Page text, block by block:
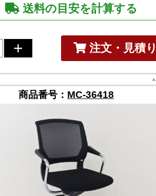
送料の目安を計算する
注文・見積
商品番号： MC-36418